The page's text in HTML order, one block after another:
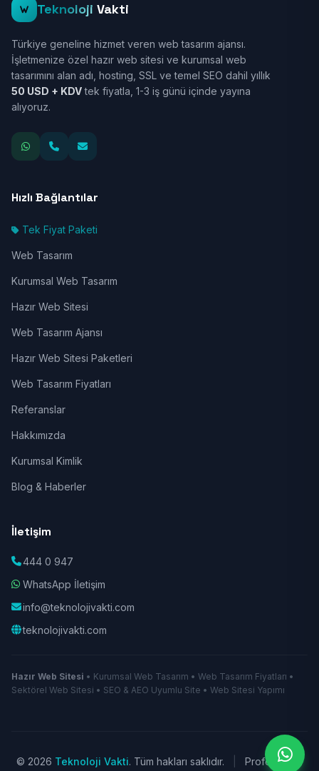
Teknoloji Vakti
Türkiye geneline hizmet veren web tasarım ajansı.
İşletmenize özel hazır web sitesi ve kurumsal web
tasarımını alan adı, hosting, SSL ve temel SEO dahil yıllık
50 USD + KDVtek fiyatla, 1-3 iş günü içinde yayına
alıyoruz.
Hızlı Bağlantılar
Tek Fiyat Paketi
Web Tasarım
Kurumsal Web Tasarım
Hazır Web Sitesi
Web Tasarım Ajansı
Hazır Web Sitesi Paketleri
Web Tasarım Fiyatları
Referanslar
Hakkımızda
Kurumsal Kimlik
Blog & Haberler
İletişim
444 0 947
WhatsApp İletişim
info@teknolojivakti.com
teknolojivakti.com
Hazır Web Sitesi • Kurumsal Web Tasarım • Web Tasarım Fiyatları •
Sektörel Web Sitesi • SEO & AEO Uyumlu Site • Web Sitesi Yapımı
© 2026 Teknoloji Vakti. Tüm hakları saklıdır.
Profesyonel